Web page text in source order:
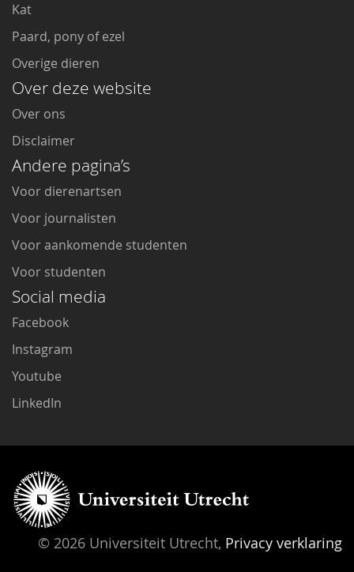
Kat
Paard, pony of ezel
Overige dieren
Over deze website
Over ons
Disclaimer
Andere pagina’s
Voor dierenartsen
Voor journalisten
Voor aankomende studenten
Voor studenten
Social media
Facebook
Instagram
Youtube
LinkedIn
© 2026 Universiteit Utrecht, Privacy verklaring